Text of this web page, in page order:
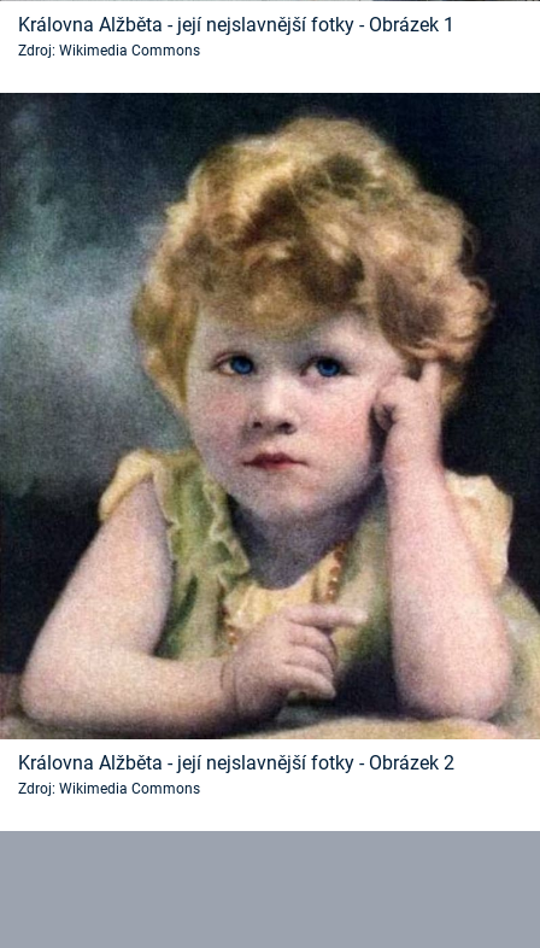
Časopis
Přihlášení
Sledujte nás
Královna Alžběta - její nejslavnější fotky - Obrázek 1
Zdroj: Wikimedia Commons
Královna Alžběta - její nejslavnější fotky - Obrázek 2
Zdroj: Wikimedia Commons